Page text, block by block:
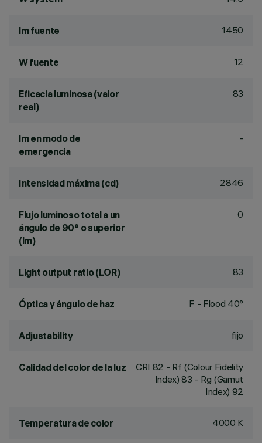
lm fuente 1450
W fuente 12
Eficacia luminosa (valor
real)
83
lm en modo de
emergencia
-
Intensidad máxima (cd) 2846
Flujo luminoso total a un
ángulo de 90° o superior
(lm)
0
Light output ratio (LOR) 83
Óptica y ángulo de haz F - Flood 40°
Adjustability fijo
Calidad del color de la luz CRI 82 - Rf (Colour Fidelity
Index) 83 - Rg (Gamut
Index) 92
Temperatura de color 4000 K